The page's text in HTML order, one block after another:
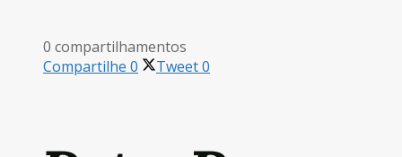
0 compartilhamentos
Compartilhe 0 Tweet0